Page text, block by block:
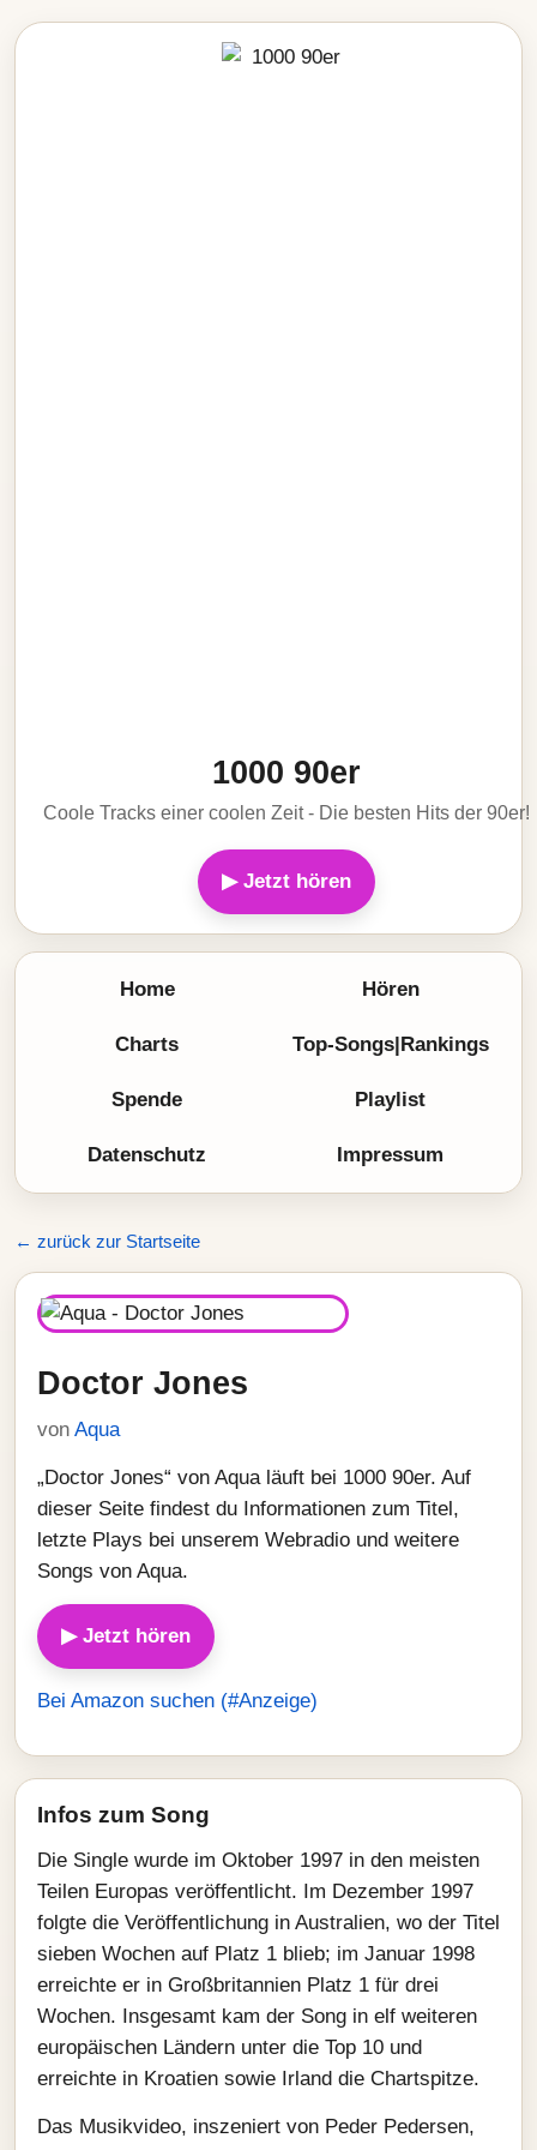
1000 90er
Coole Tracks einer coolen Zeit - Die besten Hits der 90er!
▶ Jetzt hören
Home Hören
Charts Top-Songs|Rankings
Spende Playlist
Datenschutz Impressum
← zurück zur Startseite
Doctor Jones
von Aqua
„Doctor Jones“ von Aqua läuft bei 1000 90er. Auf
dieser Seite findest du Informationen zum Titel,
letzte Plays bei unserem Webradio und weitere
Songs von Aqua.
▶ Jetzt hören
Bei Amazon suchen (#Anzeige)
Infos zum Song
Die Single wurde im Oktober 1997 in den meisten
Teilen Europas veröffentlicht. Im Dezember 1997
folgte die Veröffentlichung in Australien, wo der Titel
sieben Wochen auf Platz 1 blieb; im Januar 1998
erreichte er in Großbritannien Platz 1 für drei
Wochen. Insgesamt kam der Song in elf weiteren
europäischen Ländern unter die Top 10 und
erreichte in Kroatien sowie Irland die Chartspitze.
Das Musikvideo, inszeniert von Peder Pedersen,